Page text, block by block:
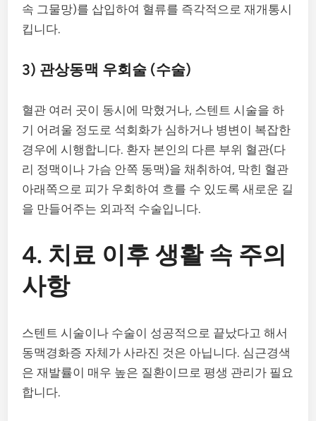
속 그물망)를 삽입하여 혈류를 즉각적으로 재개통시
킵니다.
3) 관상동맥 우회술 (수술)
혈관 여러 곳이 동시에 막혔거나, 스텐트 시술을 하
기 어려울 정도로 석회화가 심하거나 병변이 복잡한
경우에 시행합니다. 환자 본인의 다른 부위 혈관(다
리 정맥이나 가슴 안쪽 동맥)을 채취하여, 막힌 혈관
아래쪽으로 피가 우회하여 흐를 수 있도록 새로운 길
을 만들어주는 외과적 수술입니다.
4. 치료 이후 생활 속 주의
사항
스텐트 시술이나 수술이 성공적으로 끝났다고 해서
동맥경화증 자체가 사라진 것은 아닙니다. 심근경색
은 재발률이 매우 높은 질환이므로 평생 관리가 필요
합니다.